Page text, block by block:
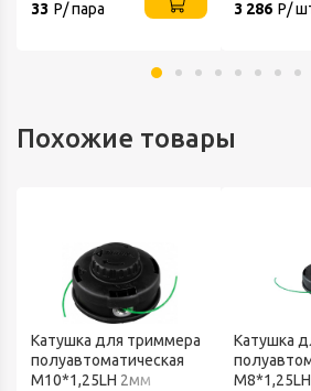
33 Р/ пара
3 286 Р/
Похожие товары
Катушка для триммера
полуавтоматическая
М10*1,25LH 2мм
Катушка
М8*1,25LH